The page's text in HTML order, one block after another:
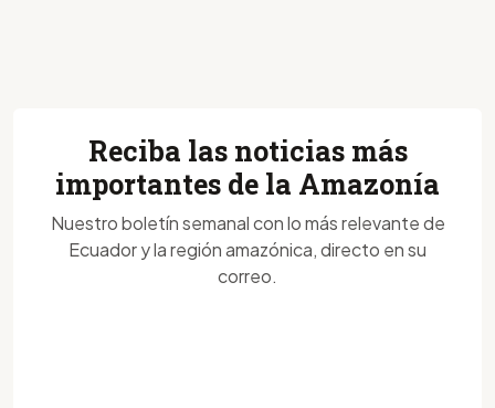
Reciba las noticias más
importantes de la Amazonía
Nuestro boletín semanal con lo más relevante de
Ecuador y la región amazónica, directo en su
correo.